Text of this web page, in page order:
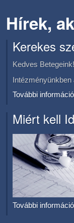
Hírek,
Kerekes
Kedves Betegeink!
További információ
Miért kell
További információ